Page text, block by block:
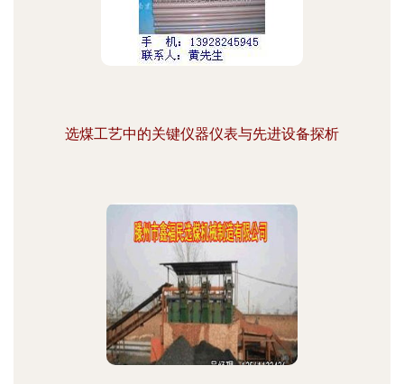
选煤工艺中的关键仪器仪表与先进设备探析